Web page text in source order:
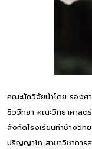
คณะนักวิจัยนำโดย รองศ
ชีววิทยา คณะวิทยาศาสต
สังกัดโรงเรียนท่าช้างวิ
ปริญญาโท สาขาวิชาการ